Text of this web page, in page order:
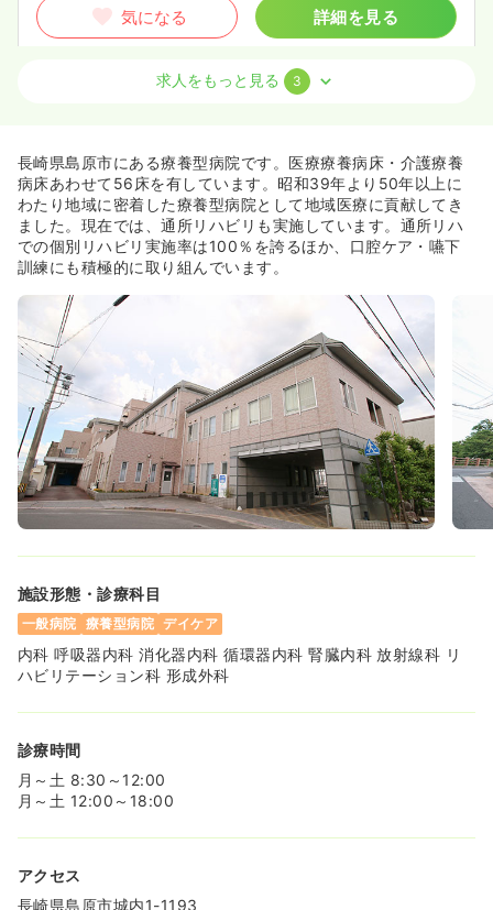
気になる 詳細を見る
正・准看護師
給与 18.3〜28.3万円 /月 賞与2.3ヶ月
※一例
時間 8:30～17:30
（休憩60分）
ブランク可
第二新卒可 月給28万円以上可
気になる 詳細を見る
日勤のみ（パート） 一時募集休止
給与 お問い合わせください
時間 8:30～17:30
ブランク可
第二新卒可
気になる 詳細を見る
その他 正看護師
日勤のみ（常勤） 一時募集休止
給与 18.5〜24.0 万円/月 賞与2ヶ月
月給24万円以上可
気になる
求人をもっと見る 3
長崎県島原市にある療養型病院です。医療療養病床・介護療養
病床あわせて56床を有しています。昭和39年より50年以上に
わたり地域に密着した療養型病院として地域医療に貢献してき
ました。現在では、通所リハビリも実施しています。通所リハ
での個別リハビリ実施率は100％を誇るほか、口腔ケア・嚥下
訓練にも積極的に取り組んでいます。
施設形態・診療科目
一般病院 療養型病院 デイケア
内科 呼吸器内科 消化器内科 循環器内科 腎臓内科 放射線科 リ
ハビリテーション科 形成外科
診療時間
月～土 8:30～12:00
月～土 12:00～18:00
アクセス
長崎県島原市城内1-1193